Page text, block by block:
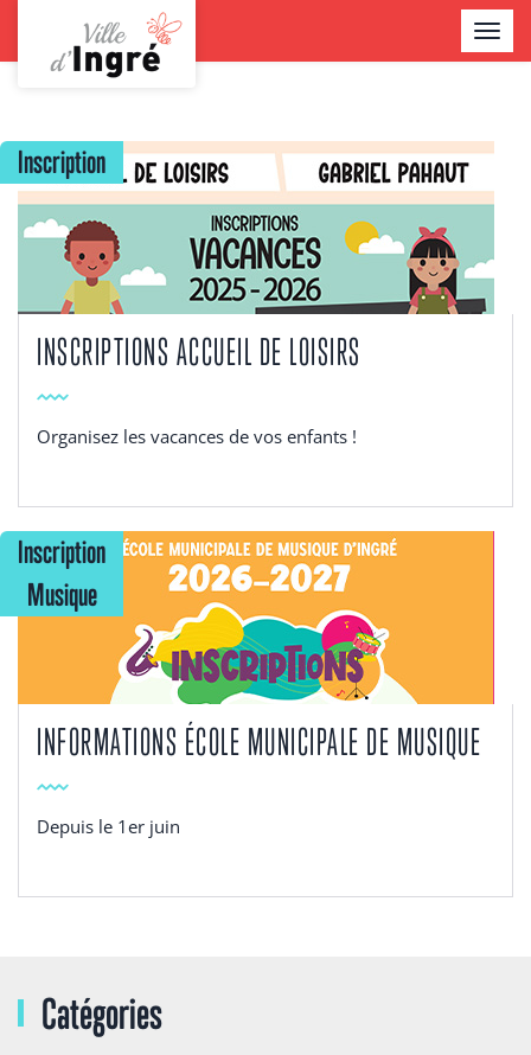
contenu
Contenu
Inscription
INSCRIPTIONS ACCUEIL DE LOISIRS
Organisez les vacances de vos enfants !
Inscription
Musique
INFORMATIONS ÉCOLE MUNICIPALE DE MUSIQUE
Depuis le 1er juin
Catégories